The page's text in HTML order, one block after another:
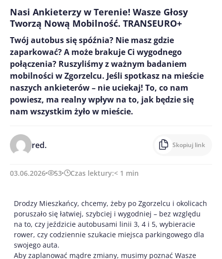
Nasi Ankieterzy w Terenie! Wasze Głosy
Tworzą Nową Mobilność. TRANSEURO+
Twój autobus się spóźnia? Nie masz gdzie
zaparkować? A może brakuje Ci wygodnego
połączenia? Ruszyliśmy z ważnym badaniem
mobilności w Zgorzelcu. Jeśli spotkasz na mieście
naszych ankieterów – nie uciekaj! To, co nam
powiesz, ma realny wpływ na to, jak będzie się
nam wszystkim żyło w mieście.
red. Skopiuj link
03.06.2026 53 Czas lektury:< 1 min
Drodzy Mieszkańcy, chcemy, żeby po Zgorzelcu i okolicach
poruszało się łatwiej, szybciej i wygodniej – bez względu
na to, czy jeździcie autobusami linii 3, 4 i 5, wybieracie
rower, czy codziennie szukacie miejsca parkingowego dla
swojego auta.
Aby zaplanować mądre zmiany, musimy poznać Wasze